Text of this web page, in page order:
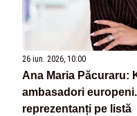
26 iun. 2026, 10:00
Ana Maria Păcuraru:
ambasadori
reprezentanți pe listă